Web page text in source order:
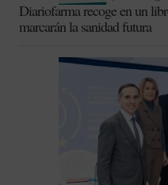
Diariofarma recoge en un
marcarán la sanidad futura